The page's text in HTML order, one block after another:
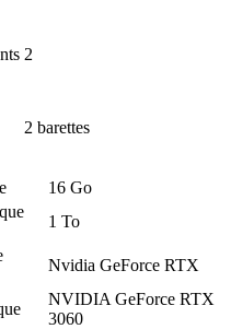
2
2 barettes
16 Go
1 To
Nvidia GeForce RTX
NVIDIA GeForce RTX
3060